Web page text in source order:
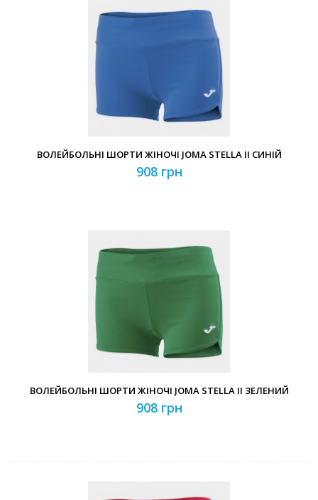
ВОЛЕЙБОЛЬНІ ШОРТИ ЖІНОЧІ JOMA STELLA II СИНІЙ
908 грн
ВОЛЕЙБОЛЬНІ ШОРТИ ЖІНОЧІ JOMA STELLA II ЗЕЛЕНИЙ
908 грн